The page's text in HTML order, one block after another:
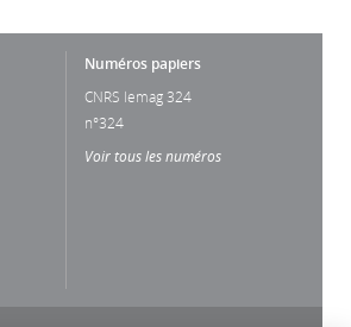
Numéros papiers
CNRS lemag 324
n°324
Voir tous les numéros